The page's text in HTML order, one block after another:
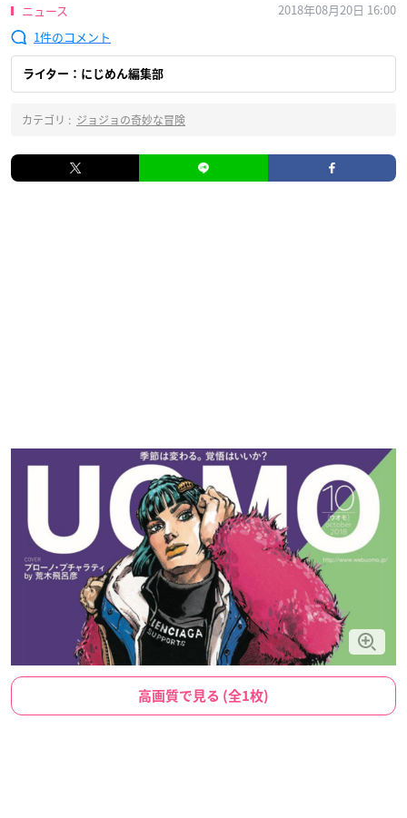
ニュース
2018年08月20日 16:00
1
ライター：にじめん編集部
カテゴリ : ジョジョの奇妙な冒険
高画質で見る (全1枚)